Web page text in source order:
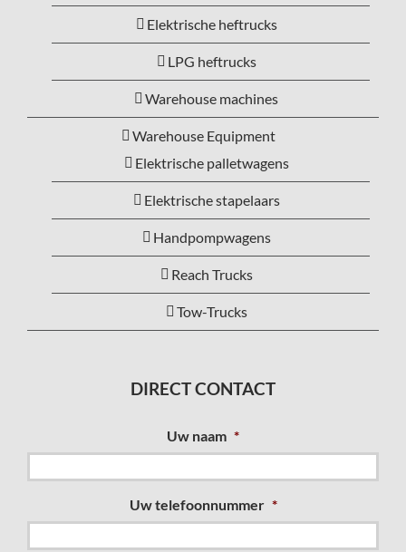
Elektrische heftrucks
LPG heftrucks
Warehouse machines
Warehouse Equipment
Elektrische palletwagens
Elektrische stapelaars
Handpompwagens
Reach Trucks
Tow-Trucks
DIRECT CONTACT
Uw naam *
Uw telefoonnummer *